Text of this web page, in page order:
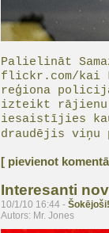
Palielināt
flickr.com/kai
reģiona
izteikt rājienu
iesaistījies
draudējis viņu
[ pievienot
Interesanti
10/1/10 16:44 -
Autors: Mr. Jones